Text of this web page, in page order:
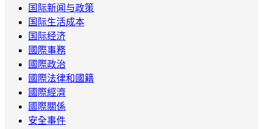
国际新闻与政策
国际生活成本
国际经济
國際事務
國際政治
國際法律和國籍
國際經濟
國際關係
安全事件